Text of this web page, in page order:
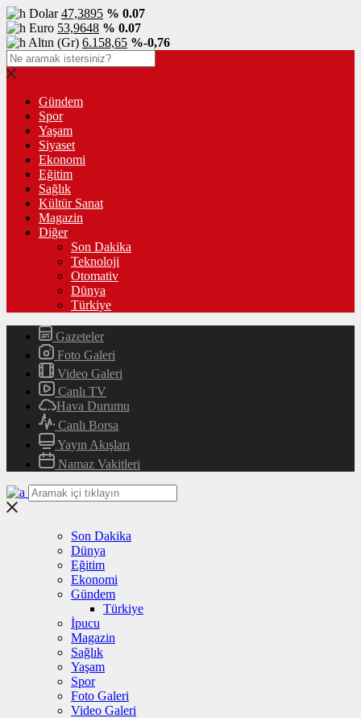
Dolar47,3895 % 0.07
Euro 53,9648 % 0.07
Altın (Gr) 6.158,65 %-0,76
Gündem
Spor
Yaşam
Siyaset
Ekonomi
Eğitim
Sağlık
Kültür Sanat
Magazin
Diğer
Son Dakika
Teknoloji
Otomativ
Dünya
Türkiye
Gazeteler
Foto Galeri
Video Galeri
Canlı TV
Hava Durumu
Canlı Borsa
Yayın Akışları
Namaz Vakitleri
Son Dakika
Dünya
Eğitim
Ekonomi
Gündem
Türkiye
İpucu
Magazin
Sağlık
Yaşam
Spor
Foto Galeri
Video Galeri